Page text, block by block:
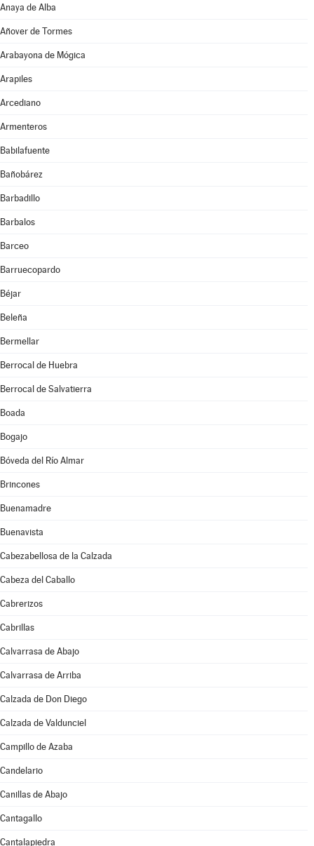
Anaya de Alba
Añover de Tormes
Arabayona de Mógica
Arapiles
Arcediano
Armenteros
Babilafuente
Bañobárez
Barbadillo
Barbalos
Barceo
Barruecopardo
Béjar
Beleña
Bermellar
Berrocal de Huebra
Berrocal de Salvatierra
Boada
Bogajo
Bóveda del Río Almar
Brincones
Buenamadre
Buenavista
Cabezabellosa de la Calzada
Cabeza del Caballo
Cabrerizos
Cabrillas
Calvarrasa de Abajo
Calvarrasa de Arriba
Calzada de Don Diego
Calzada de Valdunciel
Campillo de Azaba
Candelario
Canillas de Abajo
Cantagallo
Cantalapiedra